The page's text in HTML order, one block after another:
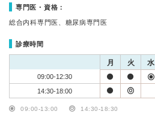
専門医・資格：
総合内科専門医、糖尿病専門医
診療時間
月 火 水
09:00-12:30
14:30-18:00
09:00-13:00 14:30-18:30